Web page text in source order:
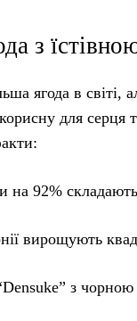
з
ягода в світі,
для
складаються
з чорною